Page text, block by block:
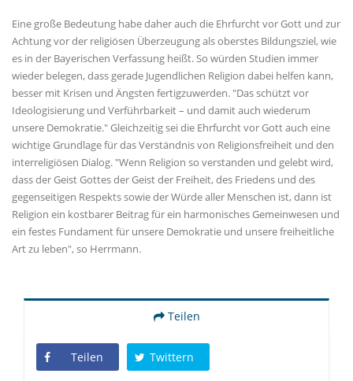
Eine große Bedeutung habe daher auch die Ehrfurcht vor Gott und zur
Achtung vor der religiösen Überzeugung als oberstes Bildungsziel, wie
es in der Bayerischen Verfassung heißt. So würden Studien immer
wieder belegen, dass gerade Jugendlichen Religion dabei helfen kann,
besser mit Krisen und Ängsten fertigzuwerden. "Das schützt vor
Ideologisierung und Verführbarkeit – und damit auch wiederum
unsere Demokratie." Gleichzeitig sei die Ehrfurcht vor Gott auch eine
wichtige Grundlage für das Verständnis von Religionsfreiheit und den
interreligiösen Dialog. "Wenn Religion so verstanden und gelebt wird,
dass der Geist Gottes der Geist der Freiheit, des Friedens und des
gegenseitigen Respekts sowie der Würde aller Menschen ist, dann ist
Religion ein kostbarer Beitrag für ein harmonisches Gemeinwesen und
ein festes Fundament für unsere Demokratie und unsere freiheitliche
Art zu leben", so Herrmann.
Teilen
Teilen Twittern